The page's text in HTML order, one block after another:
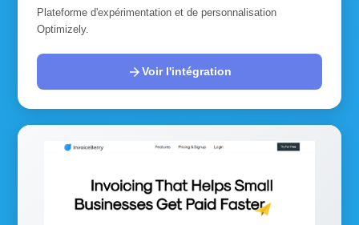
Plateforme d'expérimentation et de personnalisation
Optimizely.
arrow_forwardVoir l'intégration